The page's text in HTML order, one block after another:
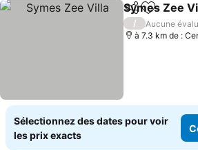
PartagerAjouter à
Symes Zee
/
Aucune
à 7.3 km de :
Sélectionnez des dates pour voir
les prix exacts